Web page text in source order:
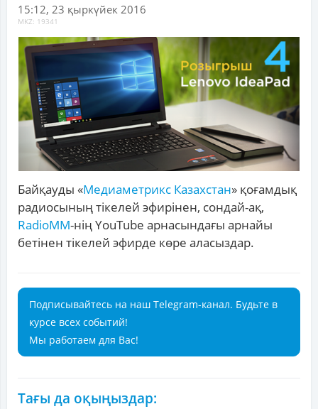
15:12, 23 қыркүйек 2016
MKZ: 19341
Байқауды «Медиаметрикс Казахстан» қоғамдық
радиосының тікелей эфирінен, сондай-ақ,
RadioMM-нің YouTube арнасындағы арнайы
бетінен тікелей эфирде көре аласыздар.
Подписывайтесь на наш Telegram-канал. Будьте в
курсе всех событий!
Мы работаем для Вас!
Тағы да оқыңыздар: